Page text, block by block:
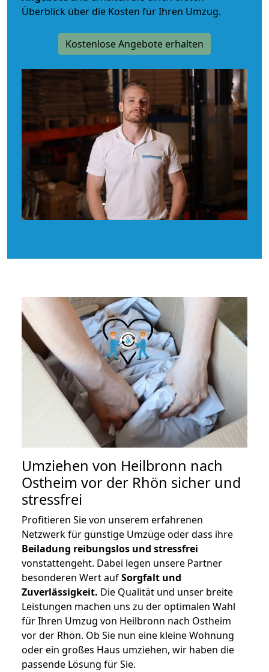
Überblick über die Kosten für Ihren Umzug.
Kostenlose Angebote erhalten
Umziehen von Heilbronn nach
Ostheim vor der Rhön sicher und
stressfrei
Profitieren Sie von unserem erfahrenen
Netzwerk für günstige Umzüge oder dass ihre
Beiladung reibungslos und stressfrei
vonstattengeht. Dabei legen unsere Partner
besonderen Wert aufSorgfalt und
Zuverlässigkeit. Die Qualität und unser breite
Leistungen machen uns zu der optimalen Wahl
für Ihren Umzug von Heilbronn nach Ostheim
vor der Rhön. Ob Sie nun eine kleine Wohnung
oder ein großes Haus umziehen, wir haben die
passende Lösung für Sie.